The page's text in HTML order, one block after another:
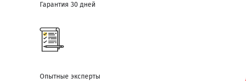
Гарантия 30 дней
Опытные эксперты